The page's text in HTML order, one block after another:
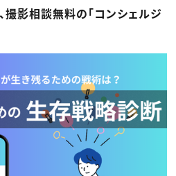
のお知らせ
ナル×つながる×メディア
撮影相談無料の「コンシェルジ